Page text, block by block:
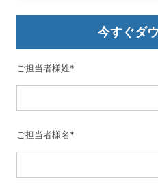
今すぐダ
ご担当者様姓*
ご担当者様名*